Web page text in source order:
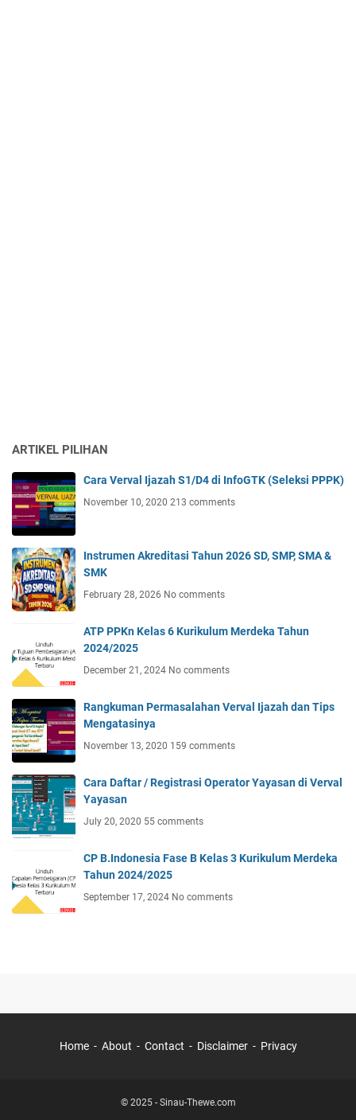
ARTIKEL PILIHAN
Cara Verval Ijazah S1/D4 di InfoGTK (Seleksi PPPK)
November 10, 2020 213 comments
Instrumen Akreditasi Tahun 2026 SD, SMP, SMA &
SMK
February 28, 2026 No comments
ATP PPKn Kelas 6 Kurikulum Merdeka Tahun
2024/2025
December 21, 2024 No comments
Rangkuman Permasalahan Verval Ijazah dan Tips
Mengatasinya
November 13, 2020 159 comments
Cara Daftar / Registrasi Operator Yayasan di Verval
Yayasan
July 20, 2020 55 comments
CP B.Indonesia Fase B Kelas 3 Kurikulum Merdeka
Tahun 2024/2025
September 17, 2024 No comments
Home About Contact Disclaimer Privacy
© 2025 - Sinau-Thewe.com